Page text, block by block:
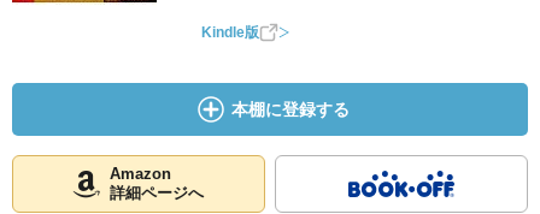
Kindle版
本棚に登録する
Amazon
詳細ページへ